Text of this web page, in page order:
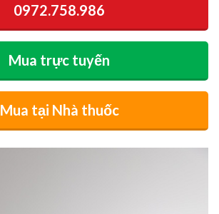
0972.758.986
Mua trực tuyến
Mua tại Nhà thuốc